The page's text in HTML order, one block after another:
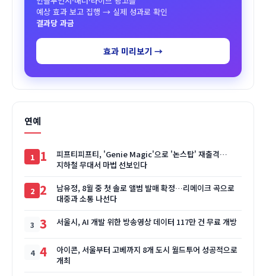
예상 효과 보고 집행 → 실제 성과로 확인
결과당 과금
효과 미리보기 →
연예
1
피프티피프티, 'Genie Magic'으로 '논스탑' 재출격…
지하철 무대서 마법 선보인다
2
남유정, 8월 중 첫 솔로 앨범 발매 확정…리메이크 곡으로
대중과 소통 나선다
3 서울시, AI 개발 위한 방송영상 데이터 117만 건 무료 개방
4
아이콘, 서울부터 고베까지 8개 도시 월드투어 성공적으로
개최